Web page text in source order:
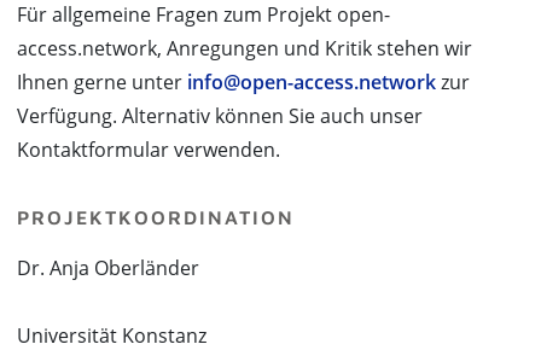
Für allgemeine Fragen zum Projekt open-
access.network, Anregungen und Kritik stehen wir
Ihnen gerne unter info@open-access.networkzur
Verfügung. Alternativ können Sie auch unser
Kontaktformular verwenden.
PROJEKTKOORDINATION
Dr. Anja Oberländer
Universität Konstanz